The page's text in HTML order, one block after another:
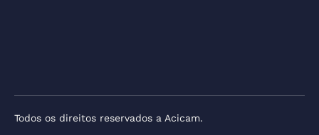
Todos os direitos reservados a Acicam.